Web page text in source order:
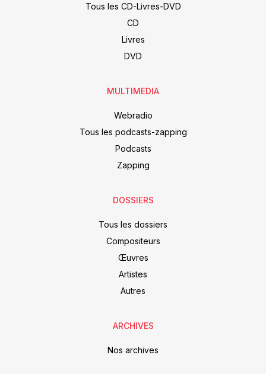
Tous les CD-Livres-DVD
CD
Livres
DVD
MULTIMEDIA
Webradio
Tous les podcasts-zapping
Podcasts
Zapping
DOSSIERS
Tous les dossiers
Compositeurs
Œuvres
Artistes
Autres
ARCHIVES
Nos archives